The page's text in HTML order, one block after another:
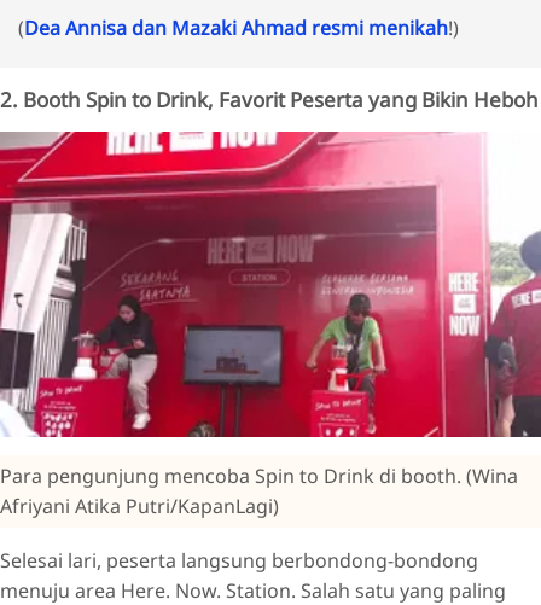
(Dea Annisa dan Mazaki Ahmad resmi menikah!)
2. Booth Spin to Drink, Favorit Peserta yang Bikin Heboh
Para pengunjung mencoba Spin to Drink di booth. (Wina
Afriyani Atika Putri/KapanLagi)
Selesai lari, peserta langsung berbondong-bondong
menuju area Here. Now. Station. Salah satu yang paling